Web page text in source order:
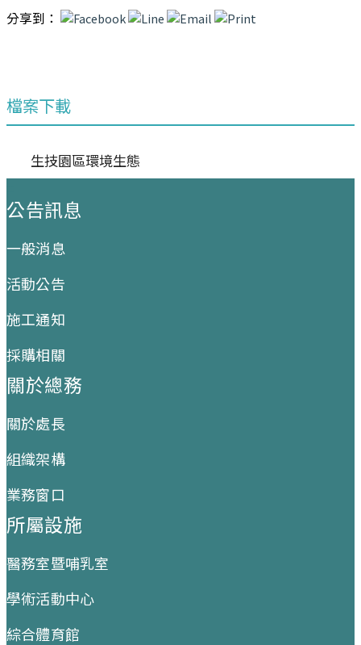
分享到：
檔案下載
生技園區環境生態
公告訊息
一般消息
活動公告
施工通知
採購相關
關於總務
關於處長
組織架構
業務窗口
所屬設施
醫務室暨哺乳室
學術活動中心
綜合體育館